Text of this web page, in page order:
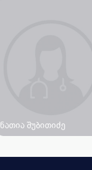
ნათია შუბითიძე